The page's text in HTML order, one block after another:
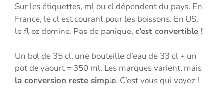
Sur les étiquettes, ml ou cl dépendent du pays. En
France, le cl est courant pour les boissons. En US,
le fl oz domine. Pas de panique, c’est convertible !
Un bol de 35 cl, une bouteille d’eau de 33 cl + un
pot de yaourt = 350 ml. Les marques varient, mais
la conversion reste simple. C’est vous qui voyez !